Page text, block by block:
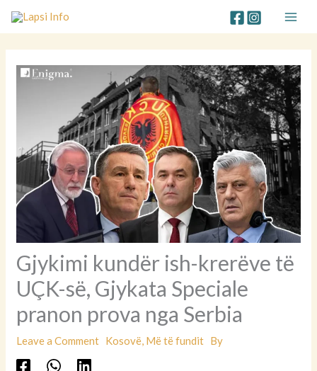
Gjykimi kundër ish-krerëve të
UÇK-së, Gjykata Speciale
pranon prova nga Serbia
Leave a Comment Kosovë, Më të fundit By